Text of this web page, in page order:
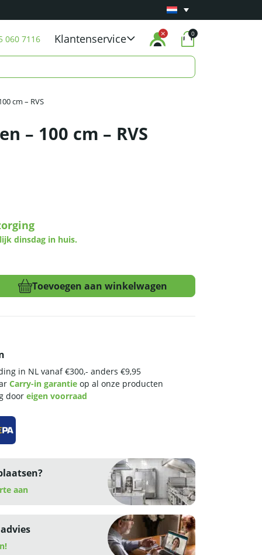
Carry-in garantie
060 7116 Klantenservice 0
cm – RVS
– 100 cm – RVS
dinsdag in huis.
Toevoegen aan winkelwagen
in NL vanaf €300,- anders €9,95
Carry-in garantie op al onze producten
door eigen voorraad
aan